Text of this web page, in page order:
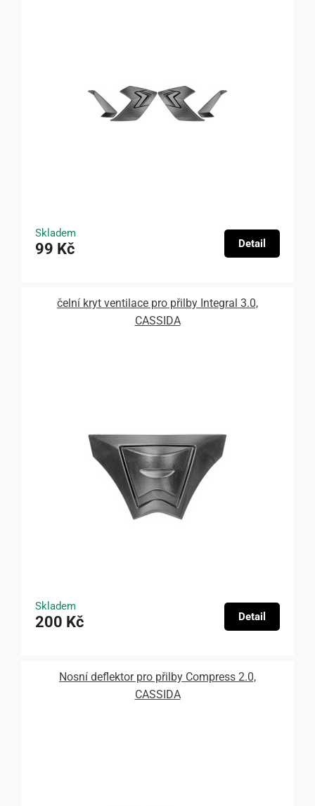
Skladem
99 Kč Detail
čelní kryt ventilace pro přilby Integral 3.0,
CASSIDA
Skladem
200 Kč Detail
Nosní deflektor pro přilby Compress 2.0,
CASSIDA